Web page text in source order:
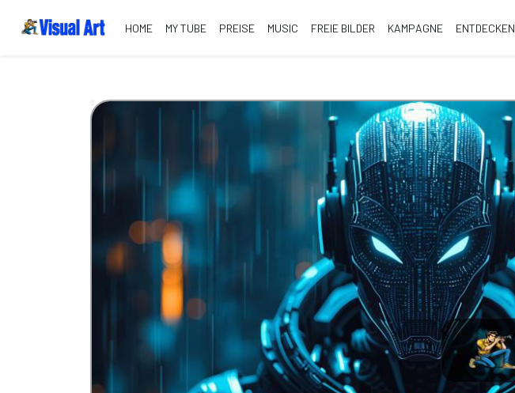
HOME MY TUBE PREISE MUSIC FREIE BILDER KAMPAGNE ENTDECKEN